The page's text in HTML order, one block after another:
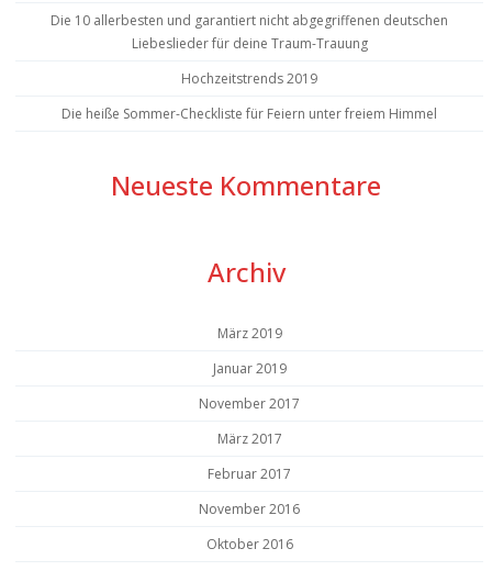
Die 10 allerbesten und garantiert nicht abgegriffenen deutschen
Liebeslieder für deine Traum-Trauung
Hochzeitstrends 2019
Die heiße Sommer-Checkliste für Feiern unter freiem Himmel
Neueste Kommentare
Archiv
März 2019
Januar 2019
November 2017
März 2017
Februar 2017
November 2016
Oktober 2016